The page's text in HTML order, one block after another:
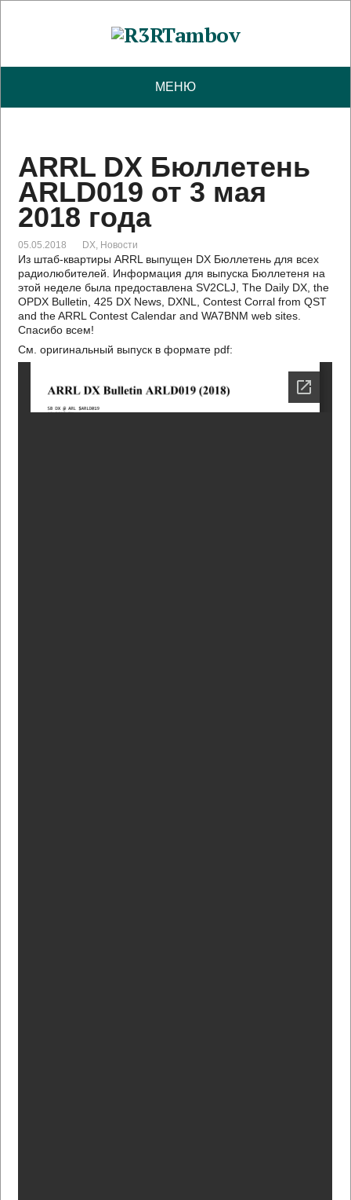
МЕНЮ
ARRL DX Бюллетень
ARLD019 от 3 мая
2018 года
05.05.2018 DX, Новости
Из штаб-квартиры ARRL выпущен DX Бюллетень для всех
радиолюбителей. Информация для выпуска Бюллетеня на
этой неделе была предоставлена SV2CLJ, The Daily DX, the
OPDX Bulletin, 425 DX News, DXNL, Contest Corral from QST
and the ARRL Contest Calendar and WA7BNM web sites.
Спасибо всем!
См. оригинальный выпуск в формате pdf: